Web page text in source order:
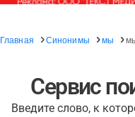
Главная Синонимы мы
Сервис
Введите слово, к